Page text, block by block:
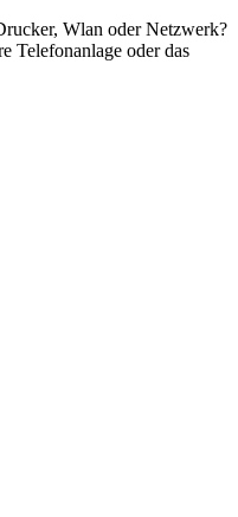
Wlan oder Netzwerk?
Telefonanlage oder das